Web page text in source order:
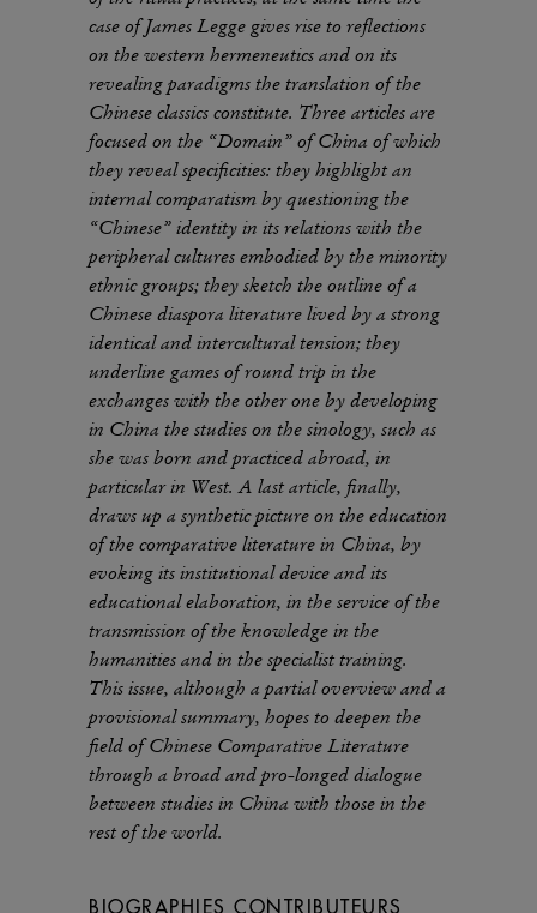
case of James Legge gives rise to reflections
on the western hermeneutics and on its
revealing paradigms the translation of the
Chinese classics constitute. Three articles are
focused on the “Domain” of China of which
they reveal specificities: they highlight an
internal comparatism by questioning the
“Chinese” identity in its relations with the
peripheral cultures embodied by the minority
ethnic groups; they sketch the outline of a
Chinese diaspora literature lived by a strong
identical and intercultural tension; they
underline games of round trip in the
exchanges with the other one by developing
in China the studies on the sinology, such as
she was born and practiced abroad, in
particular in West. A last article, finally,
draws up a synthetic picture on the education
of the comparative literature in China, by
evoking its institutional device and its
educational elaboration, in the service of the
transmission of the knowledge in the
humanities and in the specialist training.
This issue, although a partial overview and a
provisional summary, hopes to deepen the
field of Chinese Comparative Literature
through a broad and pro-longed dialogue
between studies in China with those in the
rest of the world.
BIOGRAPHIES CONTRIBUTEURS